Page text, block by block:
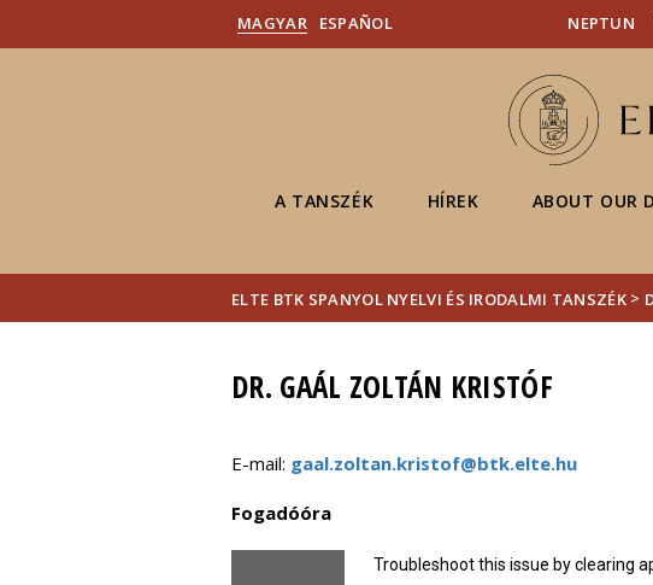
MAGYAR ESPAÑOL NEPTUN
A TANSZÉK HÍREK ABOUT OUR
ELTE BTK SPANYOL NYELVI ÉS IRODALMI TANSZÉK >
DR. GAÁL ZOLTÁN KRISTÓF
E-mail: gaal.zoltan.kristof@btk.elte.hu
Fogadóóra